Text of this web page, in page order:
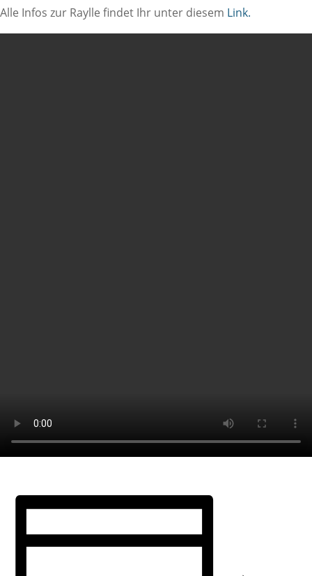
Alle Infos zur Raylle findet Ihr unter diesem Link.